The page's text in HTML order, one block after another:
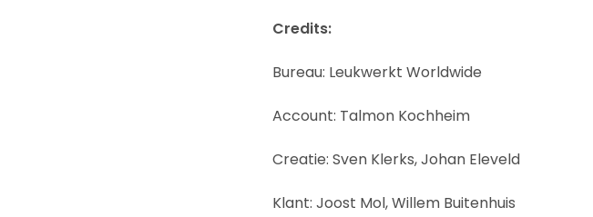
Credits:
Bureau: Leukwerkt Worldwide
Account: Talmon Kochheim
Creatie: Sven Klerks, Johan Eleveld
Klant: Joost Mol, Willem Buitenhuis